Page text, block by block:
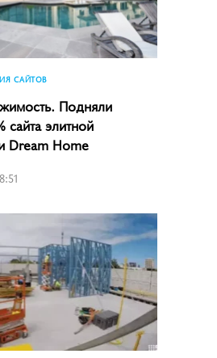
САЙТОВ
Подняли
сайта элитной
Dream Home